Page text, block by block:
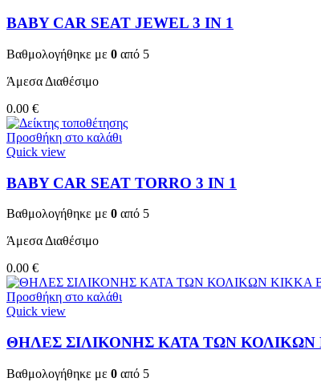
BABY CAR SEAT JEWEL 3 ΙΝ 1
Βαθμολογήθηκε με 0 από 5
Άμεσα Διαθέσιμο
0.00 €
Προσθήκη στο καλάθι
Quick view
BABY CAR SEAT TORRO 3 ΙΝ 1
Βαθμολογήθηκε με 0 από 5
Άμεσα Διαθέσιμο
0.00 €
Προσθήκη στο καλάθι
Quick view
ΘΗΛΕΣ ΣΙΛΙΚΟΝΗΣ ΚΑΤΑ ΤΩΝ ΚΟΛΙΚΩΝ
Βαθμολογήθηκε με 0 από 5